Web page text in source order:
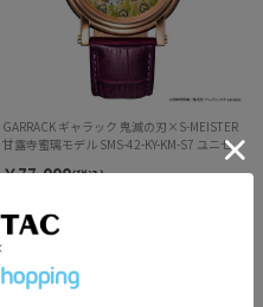
GARRACK ギャラック 鬼滅の刃×S-MEISTER
甘露寺蜜璃モデル SMS-42-KY-KM-S7 ユニセッ
￥77,000(税込)